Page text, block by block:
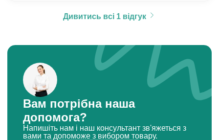
Дивитись всі 1 відгук
Вам потрібна наша
допомога?
Напишіть нам і наш консультант зв'яжеться з
вами та допоможе з вибором товару.